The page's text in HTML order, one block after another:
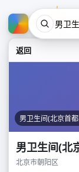
返回
男卫生间(北京首
男卫生间(北
北京市朝阳区